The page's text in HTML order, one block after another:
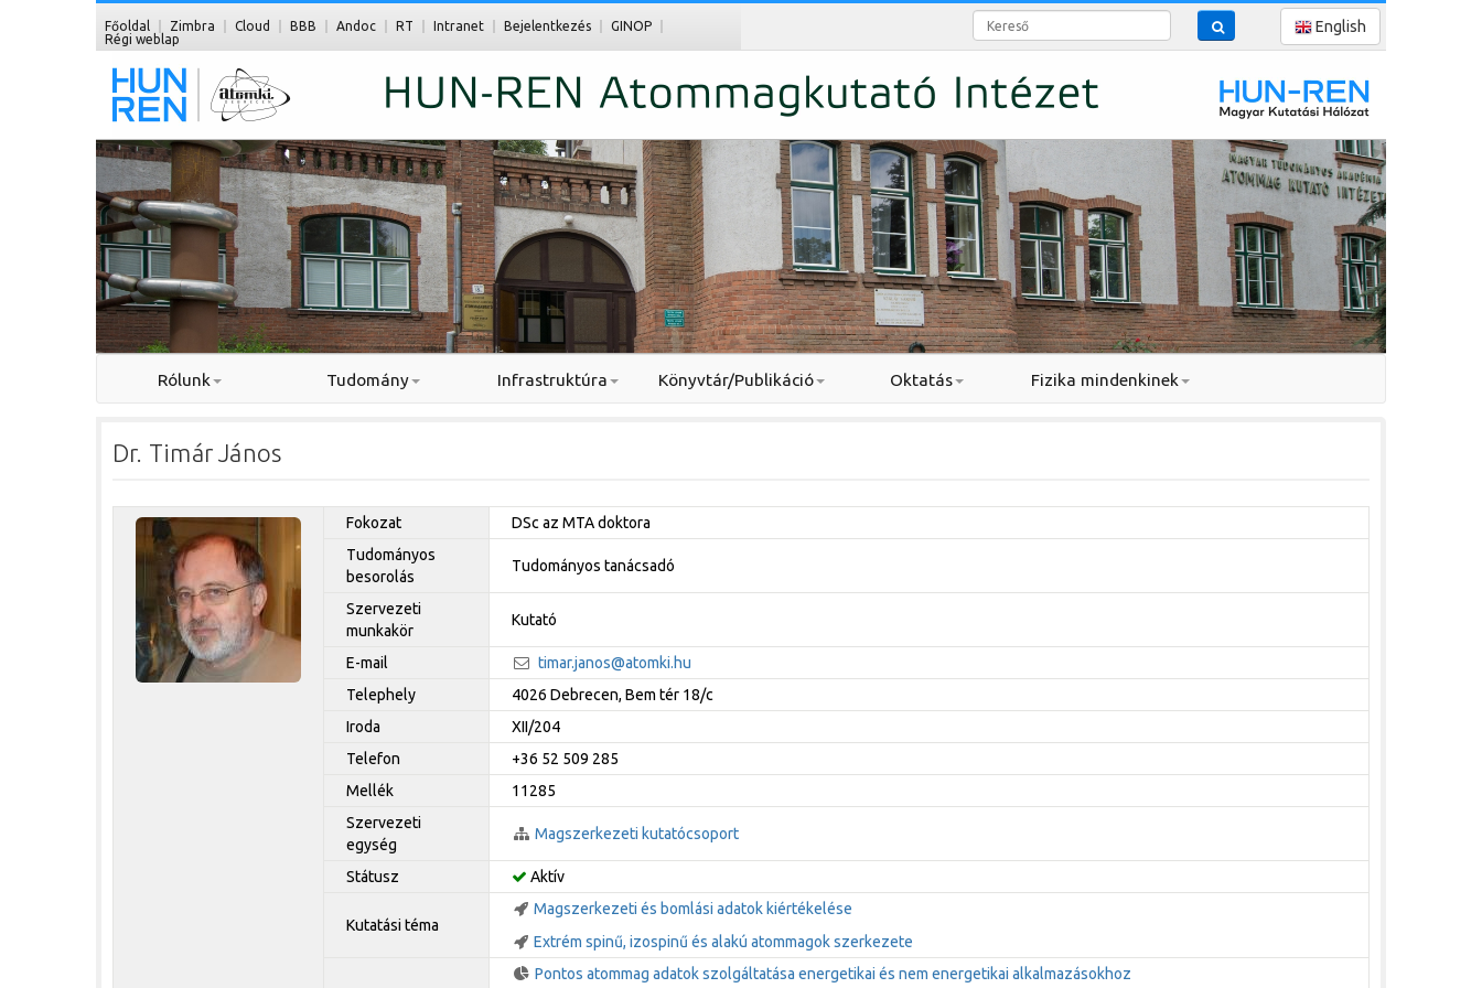
Főoldal Zimbra Cloud BBB Andoc RT Intranet Bejelentkezés
GINOP
Régi weblap
Kereső English
Rólunk Tudomány Infrastruktúra Könyvtár/Publikáció Oktatás Fizika mindenkinek
Dr. Timár János
Fokozat
DSc az MTA doktora
Tudományos
besorolás
Tudományos tanácsadó
Szervezeti
munkakör
Kutató
E-mail
timar.janos@atomki.hu
Telephely
4026 Debrecen, Bem tér 18/c
Iroda
XII/204
Telefon
+36 52 509 285
Mellék
11285
Szervezeti
egység
Magszerkezeti kutatócsoport
Státusz Aktív
Kutatási téma
Magszerkezeti és bomlási adatok kiértékelése
Extrém spinű, izospinű és alakú atommagok szerkezete
Pontos atommag adatok szolgáltatása energetikai és nem energetikai alkalmazásokhoz